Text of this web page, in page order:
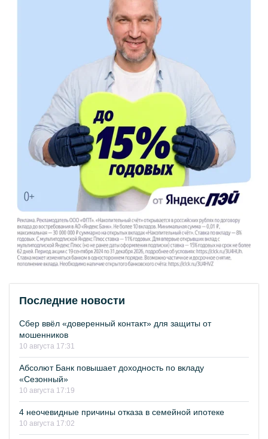
Последние новости
Сбер ввёл «доверенный контакт» для защиты от
мошенников
10 августа 17:31
Абсолют Банк повышает доходность по вкладу
«Сезонный»
10 августа 17:19
4 неочевидные причины отказа в семейной ипотеке
10 августа 17:02